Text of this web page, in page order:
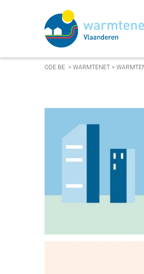
ODE.BE> WARMTENET>